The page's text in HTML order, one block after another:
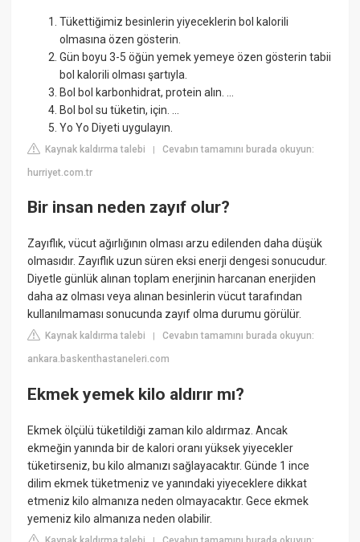
Tükettiğimiz besinlerin yiyeceklerin bol kalorili
olmasına özen gösterin.
Gün boyu 3-5 öğün yemek yemeye özen gösterin tabii
bol kalorili olması şartıyla.
Bol bol karbonhidrat, protein alın. ...
Bol bol su tüketin, için. ...
Yo Yo Diyeti uygulayın.
Kaynak kaldırma talebi |Cevabın tamamını burada okuyun:
hurriyet.com.tr
Bir insan neden zayıf olur?
Zayıflık, vücut ağırlığının olması arzu edilenden daha düşük
olmasıdır. Zayıflık uzun süren eksi enerji dengesi sonucudur.
Diyetle günlük alınan toplam enerjinin harcanan enerjiden
daha az olması veya alınan besinlerin vücut tarafından
kullanılmaması sonucunda zayıf olma durumu görülür.
Kaynak kaldırma talebi |Cevabın tamamını burada okuyun:
ankara.baskenthastaneleri.com
Ekmek yemek kilo aldırır mı?
Ekmek ölçülü tüketildiği zaman kilo aldırmaz. Ancak
ekmeğin yanında bir de kalori oranı yüksek yiyecekler
tüketirseniz, bu kilo almanızı sağlayacaktır. Günde 1 ince
dilim ekmek tüketmeniz ve yanındaki yiyeceklere dikkat
etmeniz kilo almanıza neden olmayacaktır. Gece ekmek
yemeniz kilo almanıza neden olabilir.